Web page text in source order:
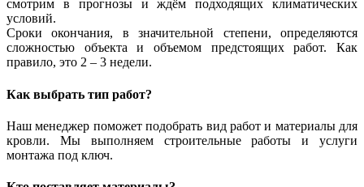
смотрим в прогнозы и ждём подходящих климатических
условий.
Сроки окончания, в значительной степени, определяются
сложностью объекта и объемом предстоящих работ. Как
правило, это 2 – 3 недели.
Как выбрать тип работ?
Наш менеджер поможет подобрать вид работ и материалы для
кровли. Мы выполняем строительные работы и услуги
монтажа под ключ.